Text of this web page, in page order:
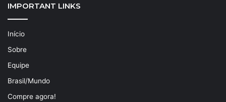
IMPORTANT LINKS
Início
Sobre
Equipe
Brasil/Mundo
Compre agora!